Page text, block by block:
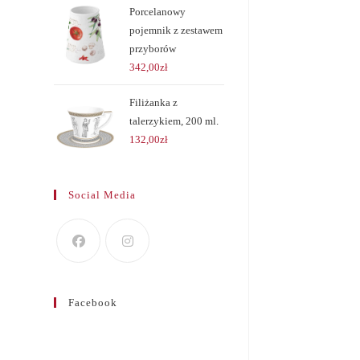
Porcelanowy
pojemnik z zestawem
przyborów
342,00zł
Filiżanka z
talerzykiem, 200 ml.
132,00zł
Social Media
Facebook